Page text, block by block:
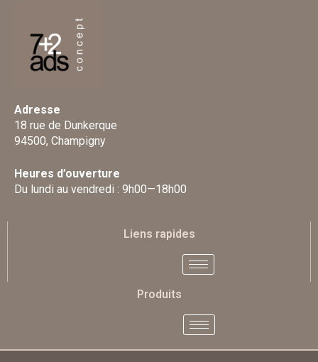
Adresse
18 rue de Dunkerque
94500, Champigny
Heures d’ouverture
Du lundi au vendredi : 9h00—18h00
Liens rapides
Produits